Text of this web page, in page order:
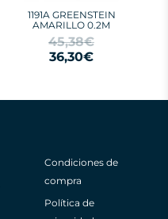
1191A GREENSTEIN
AMARILLO 0.2M
45,38€
36,30€
Condiciones de
compra
Política de